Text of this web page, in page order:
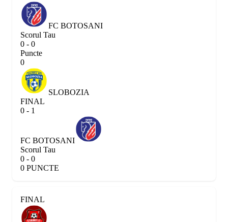
FC BOTOSANI
Scorul Tau
0 - 0
Puncte
0
SLOBOZIA
FINAL
0 - 1
FC BOTOSANI
Scorul Tau
0 - 0
0 PUNCTE
FINAL